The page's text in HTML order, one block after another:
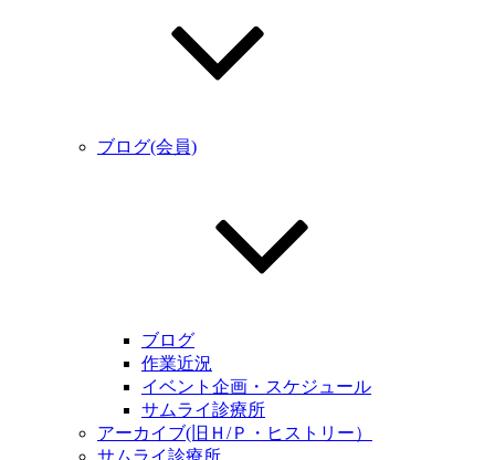
ブログ(会員)
ブログ
作業近況
イベント企画・スケジュール
サムライ診療所
アーカイブ(旧Ｈ/Ｐ・ヒストリー）
サムライ診療所